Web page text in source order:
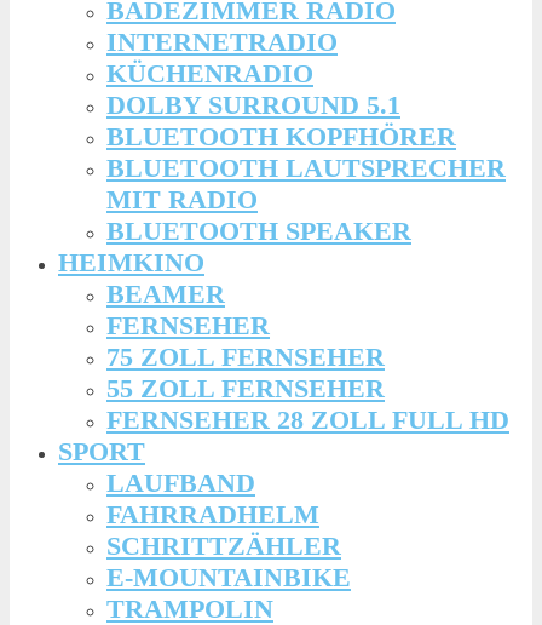
BADEZIMMER RADIO
INTERNETRADIO
KÜCHENRADIO
DOLBY SURROUND 5.1
BLUETOOTH KOPFHÖRER
BLUETOOTH LAUTSPRECHER
MIT RADIO
BLUETOOTH SPEAKER
HEIMKINO
BEAMER
FERNSEHER
75 ZOLL FERNSEHER
55 ZOLL FERNSEHER
FERNSEHER 28 ZOLL FULL HD
SPORT
LAUFBAND
FAHRRADHELM
SCHRITTZÄHLER
E-MOUNTAINBIKE
TRAMPOLIN